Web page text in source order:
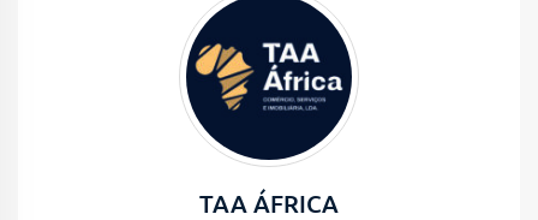
TAA ÁFRICA